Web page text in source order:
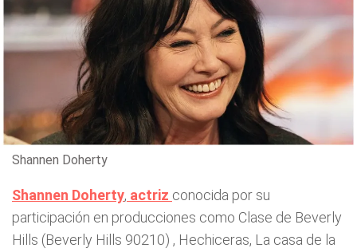
Shannen Doherty
Shannen Doherty, actriz conocida por su
participación en producciones como Clase de Beverly
Hills (Beverly Hills 90210) , Hechiceras, La casa de la